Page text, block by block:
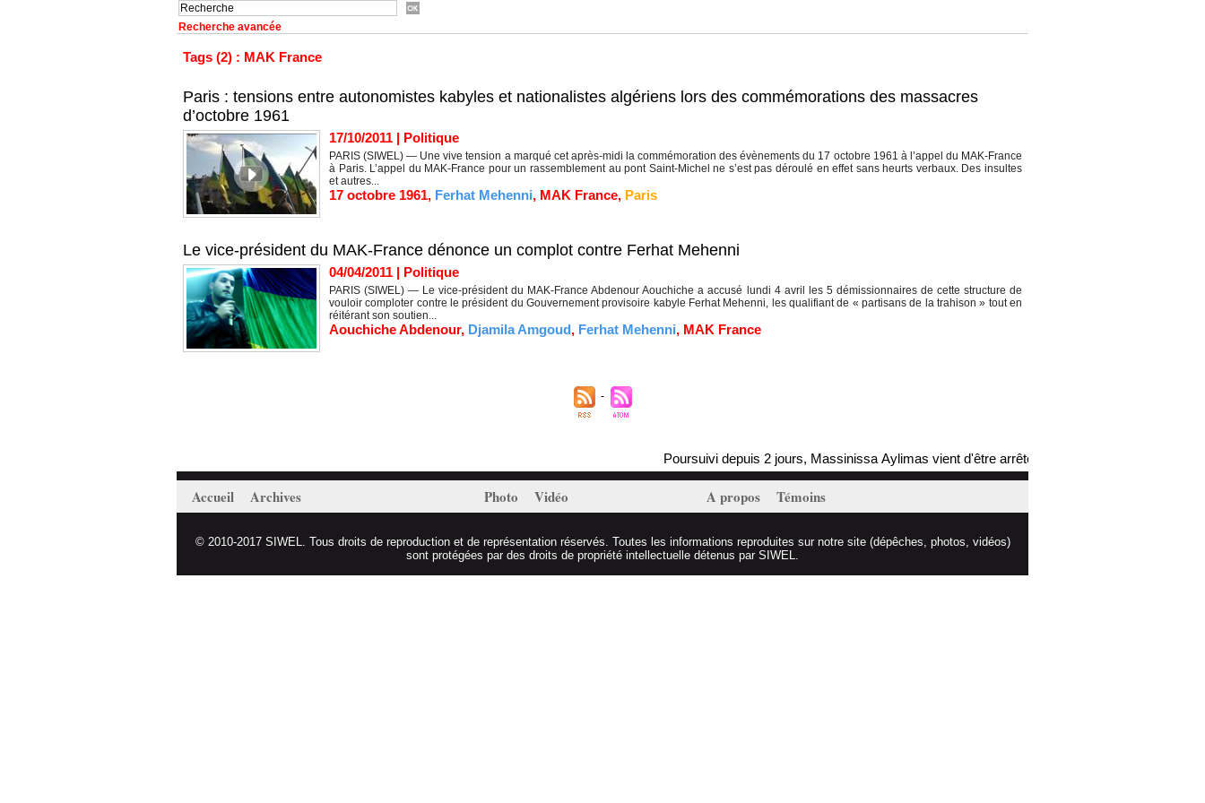
Recherche avancée
Tags (2) : MAK France
Paris : tensions entre autonomistes kabyles et nationalistes algériens lors des commémorations des massacres
d’octobre 1961
17/10/2011 | Politique
PARIS (SIWEL) — Une vive tension a marqué cet après-midi la commémoration des évènements du 17 octobre 1961 à l’appel du MAK-France
à Paris. L’appel du MAK-France pour un rassemblement au pont Saint-Michel ne s’est pas déroulé en effet sans heurts verbaux. Des insultes
et autres...
17 octobre 1961, Ferhat Mehenni, MAK France, Paris
Le vice-président du MAK-France dénonce un complot contre Ferhat Mehenni
04/04/2011 | Politique
PARIS (SIWEL) — Le vice-président du MAK-France Abdenour Aouchiche a accusé lundi 4 avril les 5 démissionnaires de cette structure de
vouloir comploter contre le président du Gouvernement provisoire kabyle Ferhat Mehenni, les qualifiant de « partisans de la trahison » tout en
réitérant son soutien...
Aouchiche Abdenour, Djamila Amgoud, Ferhat Mehenni, MAK France
Poursuivi depuis 2 jours, Massinissa Aylimas vient d'être arrêté par les autorités coloniales
Accueil Archives Photo Vidéo A propos Témoins
© 2010-2017 SIWEL. Tous droits de reproduction et de représentation réservés. Toutes les informations reproduites sur notre site (dépêches, photos, vidéos)
sont protégées par des droits de propriété intellectuelle détenus par SIWEL.